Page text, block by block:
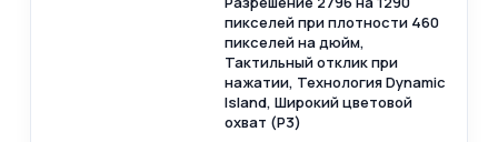
пикселей при плотности 460
пикселей на дюйм,
Тактильный отклик при
нажатии, Технология Dynamic
Island, Широкий цветовой
охват (P3)